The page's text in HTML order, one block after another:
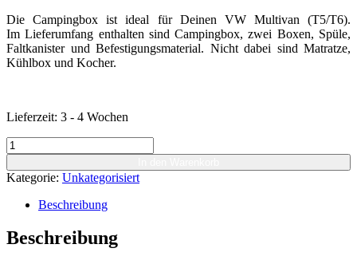
Die Campingbox ist ideal für Deinen VW Multivan (T5/T6).
Im Lieferumfang enthalten sind Campingbox, zwei Boxen, Spüle,
Faltkanister und Befestigungsmaterial. Nicht dabei sind Matratze,
Kühlbox und Kocher.
Lieferzeit: 3 - 4 Wochen
Campingbox
für
VW
Multivan
T5/T6
Menge
Kategorie: Unkategorisiert
Beschreibung
Beschreibung